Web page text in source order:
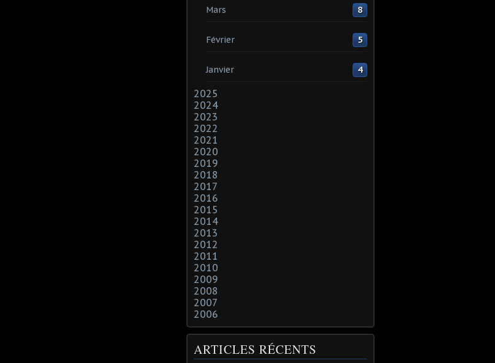
Mars 8
Février 5
Janvier 4
2025
2024
2023
2022
2021
2020
2019
2018
2017
2016
2015
2014
2013
2012
2011
2010
2009
2008
2007
2006
ARTICLES RÉCENTS